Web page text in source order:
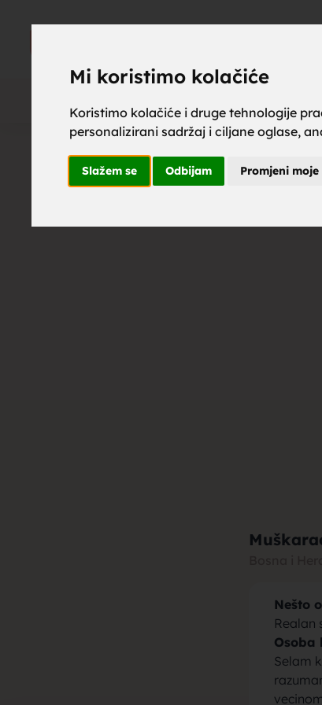
Mi koristimo kolačiće
Koristimo kolačiće i druge tehnologije
personalizirani sadržaj i ciljane oglase,
Slažem se Odbijam Promjeni
Nešto
Realan
Osoba
Selam
upoznaj
brak,
muza
brak,
momci